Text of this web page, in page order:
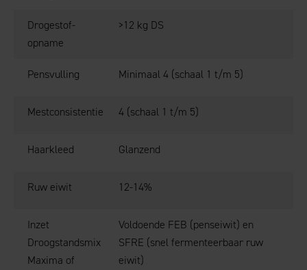
Drogestof-
opname
>12 kg DS
Pensvulling Minimaal 4 (schaal 1 t/m 5)
Mestconsistentie 4 (schaal 1 t/m 5)
Haarkleed Glanzend
Ruw eiwit 12-14%
Inzet
Droogstandsmix
Maxima of
Voldoende FEB (penseiwit) en
SFRE (snel fermenteerbaar ruw
eiwit)